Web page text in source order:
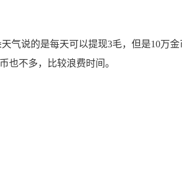
气说的是每天可以提现3毛，但是10万金
也不多，比较浪费时间。